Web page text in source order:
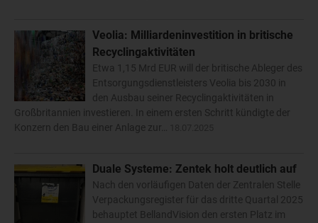
Veolia: Milliardeninvestition in britische
Recyclingaktivitäten
Etwa 1,15 Mrd EUR will der britische Ableger des
Entsorgungsdienstleisters Veolia bis 2030 in
den Ausbau seiner Recyclingaktivitäten in
Großbritannien investieren. In einem ersten Schritt kündigte der
Konzern den Bau einer Anlage zur…
Duale Systeme: Zentek holt deutlich auf
Nach den vorläufigen Daten der Zentralen Stelle
Verpackungsregister für das dritte Quartal 2025
behauptet BellandVision den ersten Platz im